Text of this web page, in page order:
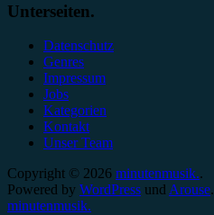
Unterseiten.
Datenschutz
Genres
Impressum
Jobs
Kategorien
Kontakt
Unser Team
Copyright © 2026 minutenmusik..
Powered by WordPress und Arouse.
minutenmusik.